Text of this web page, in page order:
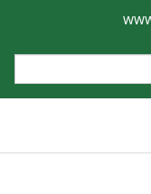
de
Castro-